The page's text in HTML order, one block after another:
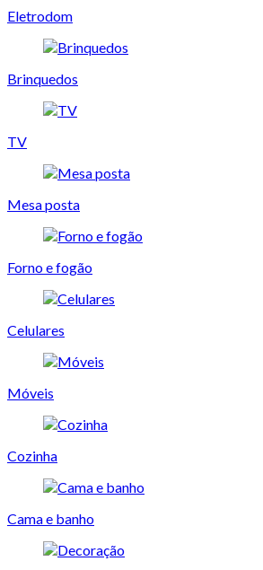
Eletrodom
Brinquedos
TV
Mesa posta
Forno e fogão
Celulares
Móveis
Cozinha
Cama e banho